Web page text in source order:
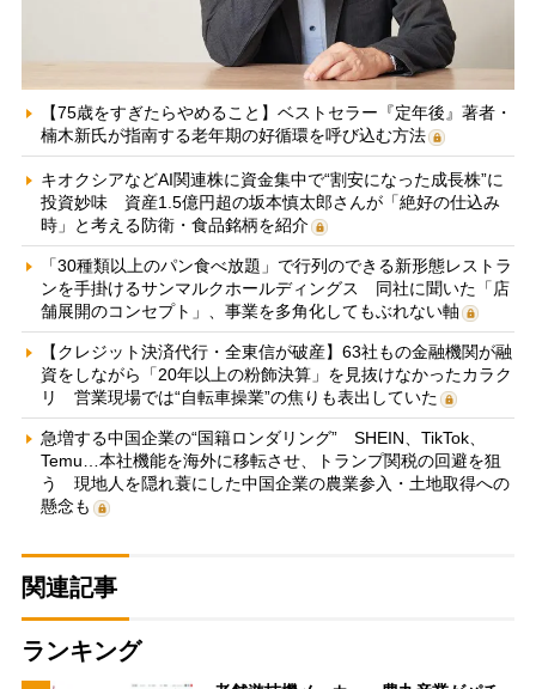
【75歳をすぎたらやめること】ベストセラー『定年後』著者・
楠木新氏が指南する老年期の好循環を呼び込む方法
キオクシアなどAI関連株に資金集中で“割安になった成長株”に
投資妙味 資産1.5億円超の坂本慎太郎さんが「絶好の仕込み
時」と考える防衛・食品銘柄を紹介
「30種類以上のパン食べ放題」で行列のできる新形態レストラ
ンを手掛けるサンマルクホールディングス 同社に聞いた「店
舗展開のコンセプト」、事業を多角化してもぶれない軸
【クレジット決済代行・全東信が破産】63社もの金融機関が融
資をしながら「20年以上の粉飾決算」を見抜けなかったカラク
リ 営業現場では“自転車操業”の焦りも表出していた
急増する中国企業の“国籍ロンダリング” SHEIN、TikTok、
Temu…本社機能を海外に移転させ、トランプ関税の回避を狙
う 現地人を隠れ蓑にした中国企業の農業参入・土地取得への
懸念も
関連記事
ランキング